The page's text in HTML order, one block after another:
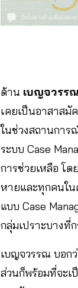
ด้าน เบญจวรร
เคยเป็นอาสาสมั
ในช่วงสถานการ
ระบบ Case
การช่วยเหลือ โ
หายและทุกคนใน
แบบ Case
กลุ่มเปราะบางที่
เบญจวรรณ บอก
ส่วนก็พร้อมที่จะเ